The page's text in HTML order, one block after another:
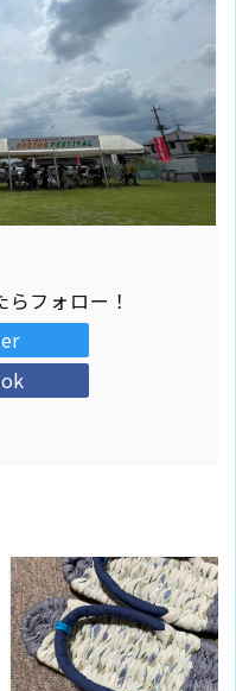
フォロー！
READ MORE